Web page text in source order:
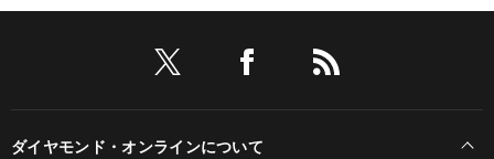
ダイヤモンド・オンラインについて